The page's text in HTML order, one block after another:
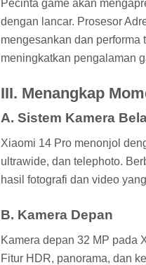
Pecinta game akan
dengan lancar. Prosesor
mengesankan dan
meningkatkan pengalaman
III. Menangkap
A. Sistem Kamera
Xiaomi 14 Pro menonjol
ultrawide, dan telephoto.
hasil fotografi dan video
B. Kamera Depan
Kamera depan 32 MP pada
Fitur HDR, panorama, dan